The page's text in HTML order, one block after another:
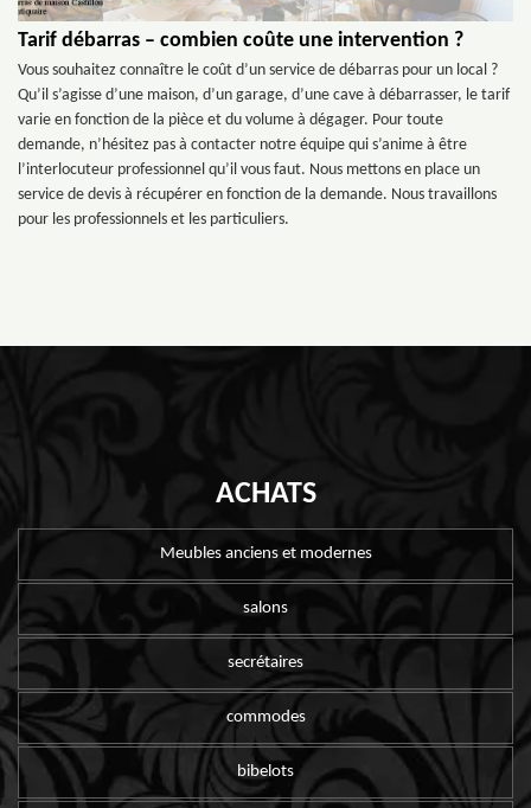
Tarif débarras – combien coûte une intervention ?
Vous souhaitez connaître le coût d’un service de débarras pour un local ?
Qu’il s’agisse d’une maison, d’un garage, d’une cave à débarrasser, le tarif
varie en fonction de la pièce et du volume à dégager. Pour toute
demande, n’hésitez pas à contacter notre équipe qui s’anime à être
l’interlocuteur professionnel qu’il vous faut. Nous mettons en place un
service de devis à récupérer en fonction de la demande. Nous travaillons
pour les professionnels et les particuliers.
ACHATS
Meubles anciens et modernes
salons
secrétaires
commodes
bibelots